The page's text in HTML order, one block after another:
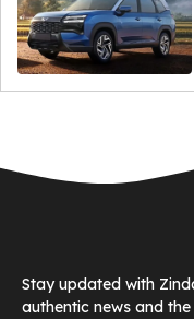
Stay updated with
authentic news and